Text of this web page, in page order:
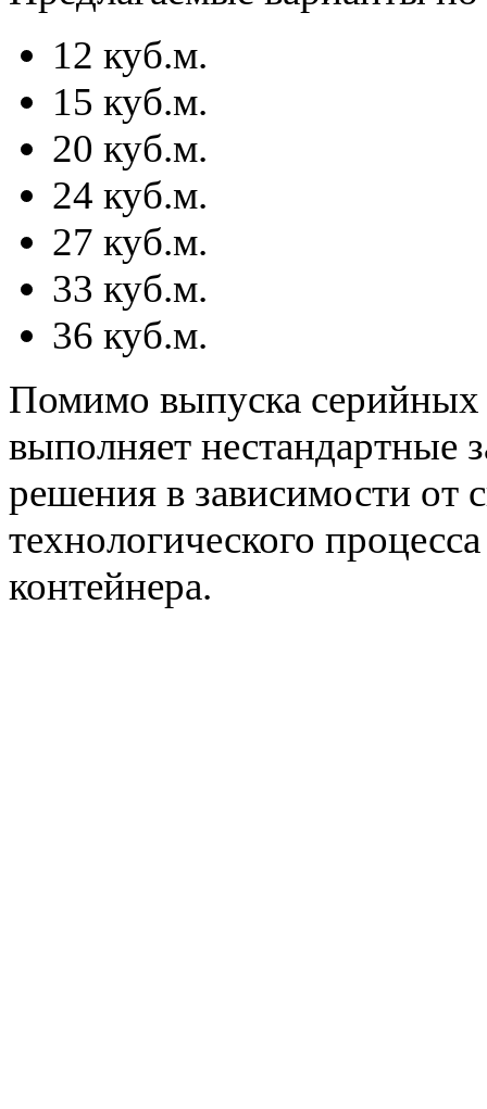
12 куб.м.
15 куб.м.
20 куб.м.
24 куб.м.
27 куб.м.
33 куб.м.
36 куб.м.
Помимо выпуска серийных
выполняет нестандартные
решения в зависимости от
технологического
контейнера.